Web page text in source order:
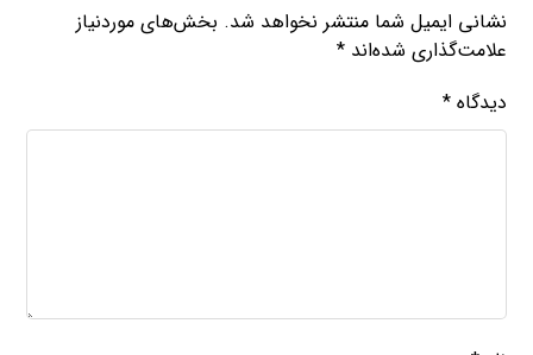
نشانی ایمیل شما منتشر نخواهد شد. بخش‌های موردنیاز
علامت‌گذاری شده‌اند*
دیدگاه*